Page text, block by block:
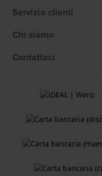
Servizio clienti
Chi siamo
Contattaci